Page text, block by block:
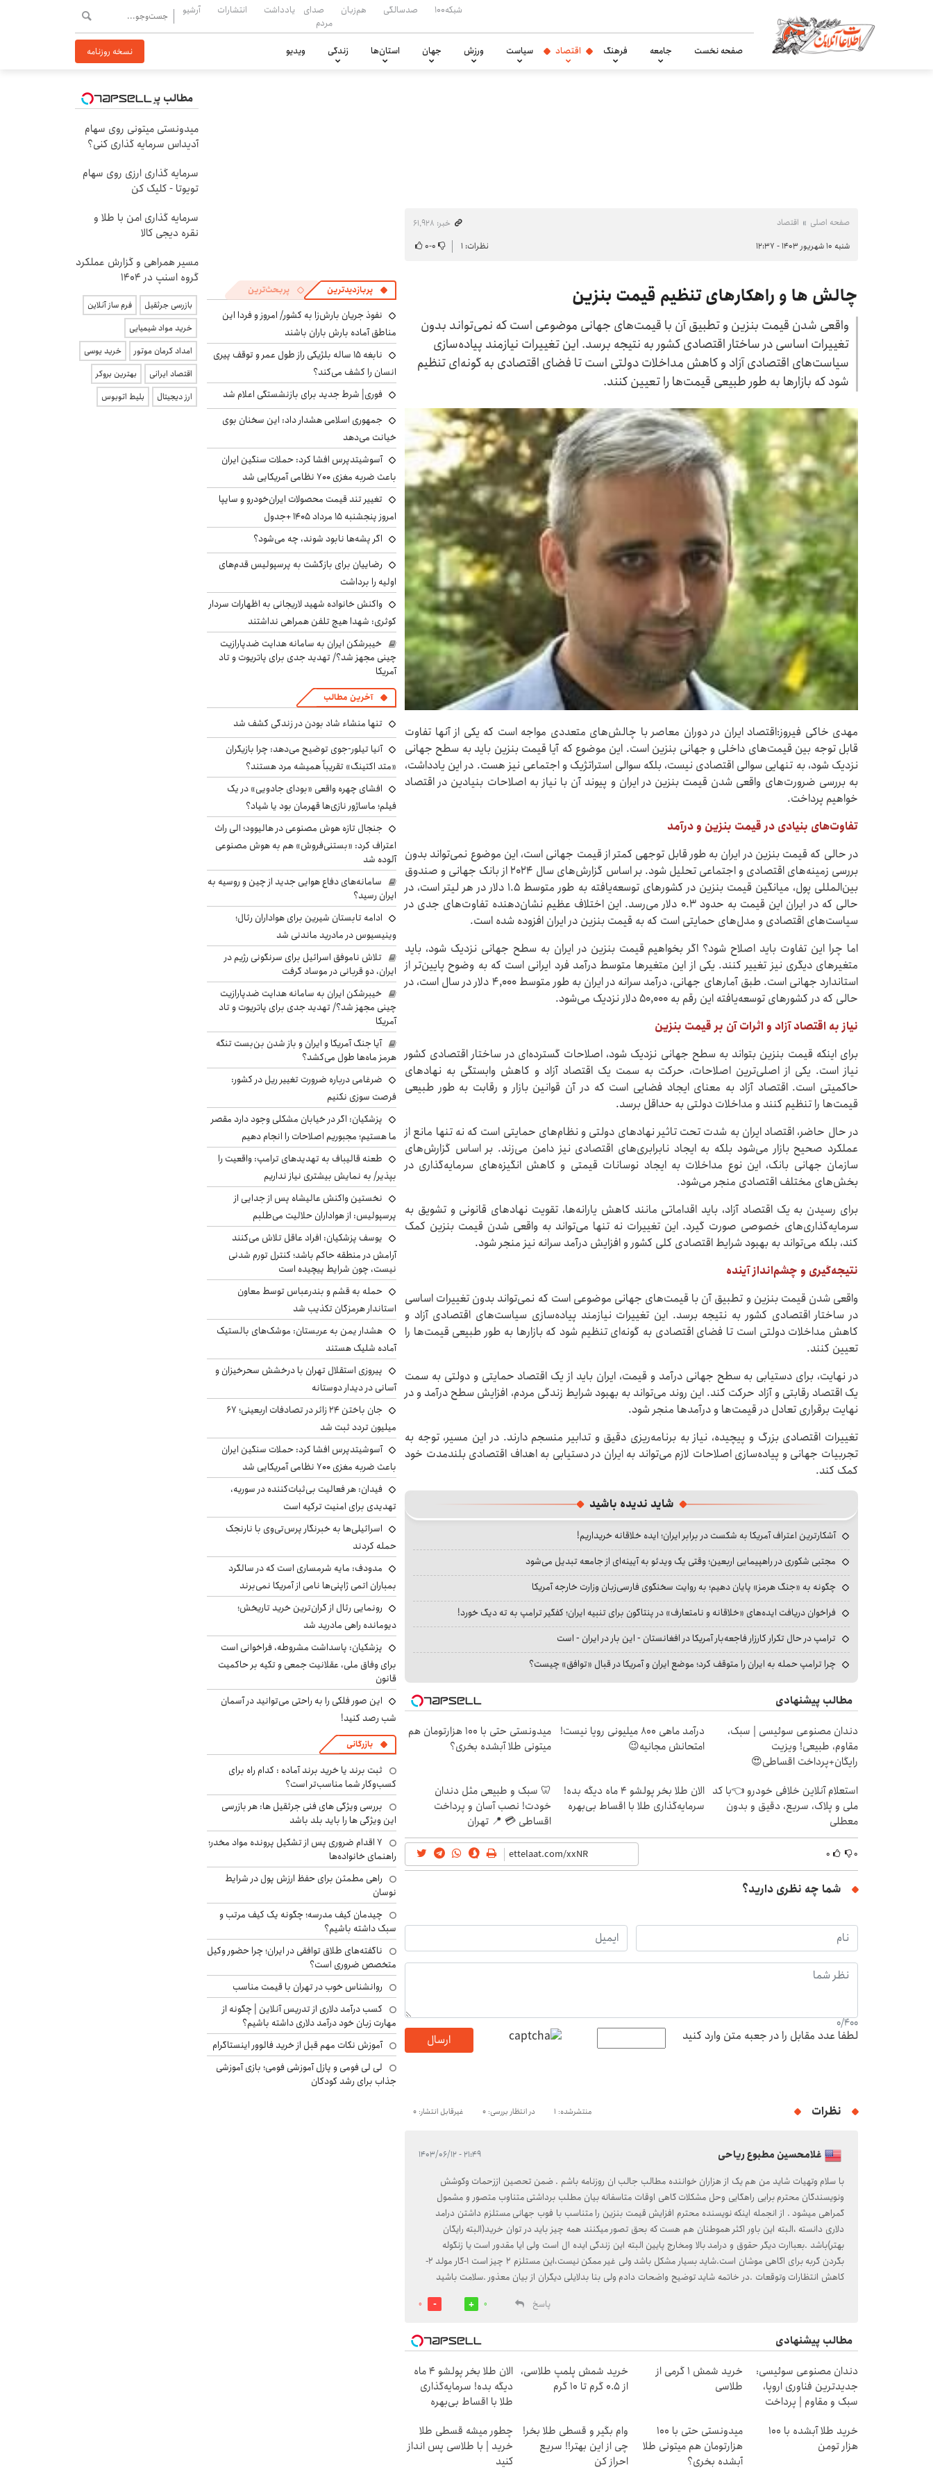
شبکه۱۰۰ صدسالگی هم‌زبان
صدای
مردم
یادداشت انتشارات آرشیو
صفحه نخست جامعه فرهنگ اقتصاد سیاست ورزش جهان استان‌ها زندگی ویدیو نسخه روزنامه
صفحه اصلی اقتصاد
خبر: ۶۱٬۹۲۸
شنبه ۱۰ شهریور ۱۴۰۳ - ۱۲:۳۷
نظرات: ۱ ۰-۰
چالش ها و راهکارهای تنظیم قیمت بنزین
واقعی شدن قیمت بنزین و تطبیق آن با قیمت‌های جهانی موضوعی است که نمی‌تواند بدون
تغییرات اساسی در ساختار اقتصادی کشور به نتیجه برسد. این تغییرات نیازمند پیاده‌سازی
سیاست‌های اقتصادی آزاد و کاهش مداخلات دولتی است تا فضای اقتصادی به گونه‌ای تنظیم
شود که بازارها به طور طبیعی قیمت‌ها را تعیین کنند.
مهدی خاکی فیروز:اقتصاد ایران در دوران معاصر با چالش‌های متعددی مواجه است که یکی از آنها تفاوت
قابل توجه بین قیمت‌های داخلی و جهانی بنزین است. این موضوع که آیا قیمت بنزین باید به سطح جهانی
نزدیک شود، به تنهایی سوالی اقتصادی نیست، بلکه سوالی استراتژیک و اجتماعی نیز هست. در این یادداشت،
به بررسی ضرورت‌های واقعی شدن قیمت بنزین در ایران و پیوند آن با نیاز به اصلاحات بنیادین در اقتصاد
خواهیم پرداخت.
تفاوت‌های بنیادی در قیمت بنزین و درآمد
در حالی که قیمت بنزین در ایران به طور قابل توجهی کمتر از قیمت جهانی است، این موضوع نمی‌تواند بدون
بررسی زمینه‌های اقتصادی و اجتماعی تحلیل شود. بر اساس گزارش‌های سال ۲۰۲۴ از بانک جهانی و صندوق
بین‌المللی پول، میانگین قیمت بنزین در کشورهای توسعه‌یافته به طور متوسط ۱.۵ دلار در هر لیتر است، در
حالی که در ایران این قیمت به حدود ۰.۳ دلار می‌رسد. این اختلاف عظیم نشان‌دهنده‌ تفاوت‌های جدی در
سیاست‌های اقتصادی و مدل‌های حمایتی است که به قیمت بنزین در ایران افزوده شده است.
اما چرا این تفاوت باید اصلاح شود؟ اگر بخواهیم قیمت بنزین در ایران به سطح جهانی نزدیک شود، باید
متغیرهای دیگری نیز تغییر کنند. یکی از این متغیرها متوسط درآمد فرد ایرانی است که به وضوح پایین‌تر از
استاندارد جهانی است. طبق آمارهای جهانی، درآمد سرانه در ایران به طور متوسط ۴,۰۰۰ دلار در سال است، در
حالی که در کشورهای توسعه‌یافته این رقم به ۵۰,۰۰۰ دلار نزدیک می‌شود.
نیاز به اقتصاد آزاد و اثرات آن بر قیمت بنزین
برای اینکه قیمت بنزین بتواند به سطح جهانی نزدیک شود، اصلاحات گسترده‌ای در ساختار اقتصادی کشور
نیاز است. یکی از اصلی‌ترین اصلاحات، حرکت به سمت یک اقتصاد آزاد و کاهش وابستگی به نهادهای
حاکمیتی است. اقتصاد آزاد به معنای ایجاد فضایی است که در آن قوانین بازار و رقابت به طور طبیعی
قیمت‌ها را تنظیم کنند و مداخلات دولتی به حداقل برسد.
در حال حاضر، اقتصاد ایران به شدت تحت تاثیر نهادهای دولتی و نظام‌های حمایتی است که نه تنها مانع از
عملکرد صحیح بازار می‌شود بلکه به ایجاد نابرابری‌های اقتصادی نیز دامن می‌زند. بر اساس گزارش‌های
سازمان جهانی بانک، این نوع مداخلات به ایجاد نوسانات قیمتی و کاهش انگیزه‌های سرمایه‌گذاری در
بخش‌های مختلف اقتصادی منجر می‌شود.
برای رسیدن به یک اقتصاد آزاد، باید اقداماتی مانند کاهش یارانه‌ها، تقویت نهادهای قانونی و تشویق به
سرمایه‌گذاری‌های خصوصی صورت گیرد. این تغییرات نه تنها می‌تواند به واقعی شدن قیمت بنزین کمک
کند، بلکه می‌تواند به بهبود شرایط اقتصادی کلی کشور و افزایش درآمد سرانه نیز منجر شود.
نتیجه‌گیری و چشم‌انداز آینده
واقعی شدن قیمت بنزین و تطبیق آن با قیمت‌های جهانی موضوعی است که نمی‌تواند بدون تغییرات اساسی
در ساختار اقتصادی کشور به نتیجه برسد. این تغییرات نیازمند پیاده‌سازی سیاست‌های اقتصادی آزاد و
کاهش مداخلات دولتی است تا فضای اقتصادی به گونه‌ای تنظیم شود که بازارها به طور طبیعی قیمت‌ها را
تعیین کنند.
در نهایت، برای دستیابی به سطح جهانی درآمد و قیمت، ایران باید از یک اقتصاد حمایتی و دولتی به سمت
یک اقتصاد رقابتی و آزاد حرکت کند. این روند می‌تواند به بهبود شرایط زندگی مردم، افزایش سطح درآمد و در
نهایت برقراری تعادل در قیمت‌ها و درآمدها منجر شود.
تغییرات اقتصادی بزرگ و پیچیده، نیاز به برنامه‌ریزی دقیق و تدابیر منسجم دارند. در این مسیر، توجه به
تجربیات جهانی و پیاده‌سازی اصلاحات لازم می‌تواند به ایران در دستیابی به اهداف اقتصادی بلندمدت خود
کمک کند.
شاید ندیده باشید
آشکارترین اعتراف آمریکا به شکست در برابر ایران؛ ایده خلاقانه خریداریم!
مجتبی شکوری در راهپیمایی اربعین؛ وقتی یک ویدئو به آیینه‌ای از جامعه تبدیل می‌شود
چگونه به «جنگ هرمز» پایان دهیم؛ به روایت سخنگوی فارسی‌زبان وزارت خارجه آمریکا
فراخوان دریافت ایده‌های «خلاقانه و نامتعارف» در پنتاگون برای تنبیه ایران؛ کفگیر ترامپ به ته دیگ خورد!
ترامپ در حال تکرار کارزار فاجعه‌بار آمریکا در افغانستان - این بار در ایران - است
چرا ترامپ حمله به ایران را متوقف کرد؛ موضع ایران و آمریکا در قبال «توافق» چیست؟
مطالب پیشنهادی
دندان مصنوعی سوئیسی | سبک،
مقاوم، طبیعی! ویزیت
رایگان+پرداخت اقساطی😍
درآمد ماهی 800 میلیونی رویا نیست!
امتحانش مجانیه😉
میدونستی حتی با ۱۰۰ هزارتومان هم
میتونی طلا آبشده بخری؟
استعلام آنلاین خلافی خودرو 👈با کد
ملی و پلاک، سریع، دقیق و بدون
معطلی
الان طلا بخر پولشو 4 ماه دیگه بده!
سرمایه‌گذاری طلا با اقساط بی‌بهره
🦷 سبک و طبیعی مثل دندان
خودت! نصب آسان و پرداخت
اقساطی 💳 📍 تهران
۰ ۰
شما چه نظری دارید؟
0/400
لطفا عدد مقابل را در جعبه متن وارد کنید ارسال
نظرات منتشرشده: 1 در انتظار بررسی: 0 غیرقابل انتشار: 0
غلامحسین مطبوع ریاحی ۲۱:۴۹ - ۱۴۰۳/۰۶/۱۲
با سلام وتهیات شاید من هم یک از هزاران خواننده مطالب جالب ان روزنامه باشم . ضمن تحصین اززحمات وکوشش
ونویسندگان محترم برایی راهگایی وحل مشکلات گاهی اوقات متاسفانه بیان مطلب برداشتی متناوب متصور و مشمول
گمراهی میشود . از انجمله اینکه نویسنده محترم افزایش قیمت بنزین را متناسب با فوب جهانی مستلزم داشتن درامد
دلاری دانسته ،البته این باور اکثر هموطنان هم هست که بحق تصور میکنند همه چیز باید در توان خرید(البته رایگان
بهتر)باشد .بعباارت دیگر حقوق و درامد بالا ومخارج پایین البته این زندگی ایده ال است ولی ایا مقدور است یا زنگوله
بگردن گربه برای اگاهی موشان است.شاید بسیار مشکل باشد ولی غیر ممکن نیست،این مستلزم ۲ چیز است ۱-گار مولد ۲-
کاهش انتظارات وتوقعات .در خاتمه شاید توضیح واضحات دادم ولی بنا بدلایلی دیگران از بیان معذور .سلامت باشید
پاسخ
0
0
مطالب پیشنهادی
دندان مصنوعی سوئیسی:
جدیدترین فناوری اروپا،
سبک و مقاوم | پرداخت
خرید شمش 1 گرمی از
طلاسی
خرید شمش پلمپ طلاسی،
از ۰.۵ گرم تا ۱۰ گرم
الان طلا بخر پولشو 4 ماه
دیگه بده! سرمایه‌گذاری
طلا با اقساط بی‌بهره
خرید طلا آبشده با 100
هزار تومن
میدونستی حتی با ۱۰۰
هزارتومان هم میتونی طلا
آبشده بخری؟
وام بگیر و قسطی طلا بخر!
چی از این بهتر!! سریع
احراز کن
چطور میشه قسطی طلا
خرید | با طلاسی پس انداز
کنید
پربازدیدترین پربحث‌ترین
نفوذ جریان بارش‌زا به کشور/ امروز و فردا این
مناطق آماده بارش باران باشند
نابغه ۱۵ ساله بلژیکی راز طول عمر و توقف پیری
انسان را کشف می‌کند؟
فوری| شرط جدید برای بازنشستگی اعلام شد
جمهوری اسلامی هشدار داد: این سخنان بوی
خیانت می‌دهد
آسوشیتدپرس افشا کرد: حملات سنگین ایران
باعث ضربه مغزی ۷۰۰ نظامی آمریکایی شد
تغییر تند قیمت محصولات ایران‌خودرو و سایپا
امروز پنجشنبه ۱۵ مرداد ۱۴۰۵ +جدول
اگر پشه‌ها نابود شوند، چه می‌شود؟
رضاییان برای بازگشت به پرسپولیس قدم‌های
اولیه را برداشت
واکنش خانواده شهید لاریجانی به اظهارات سردار
کوثری: شهدا هیچ تلفن همراهی نداشتند
خیبرشکن ایران به سامانه هدایت ضدپارازیت
چینی مجهز شد؟/ تهدید جدی برای پاتریوت و تاد
آمریکا
آخرین مطالب
تنها منشاء شاد بودن در زندگی کشف شد
آنیا تیلور-جوی توضیح می‌دهد: چرا بازیگران
«متد اکتینگ» تقریباً همیشه مرد هستند؟
افشای چهره واقعی «بودای جادویی» در یک
فیلم؛ ماساژور نازی‌ها قهرمان بود یا شیاد؟
جنجال تازه هوش مصنوعی در هالیوود؛ الی راث
اعتراف کرد: «بستنی‌فروش» هم به هوش مصنوعی
آلوده شد
سامانه‌های دفاع هوایی جدید از چین و روسیه به
ایران رسید؟
ادامه تابستان شیرین برای هواداران رئال؛
وینیسیوس در مادرید ماندنی شد
تلاش ناموفق اسرائیل برای سرنگونی رژیم در
ایران، دو قربانی در موساد گرفت
خیبرشکن ایران به سامانه هدایت ضدپارازیت
چینی مجهز شد؟/ تهدید جدی برای پاتریوت و تاد
آمریکا
آیا جنگ آمریکا و ایران و باز شدن بن‌بست تنگه
هرمز ماه‌ها طول می‌کشد؟
ضرغامی درباره ضرورت تغییر ریل در کشور:
فرصت سوزی نکنیم
پزشکیان: اگر در خیابان مشکلی وجود دارد مقصر
ما هستیم؛ مجبوریم اصلاحات را انجام دهیم
طعنه قالیباف به تهدیدهای ترامپ: واقعیت را
بپذیر/ به نمایش بیشتری نیاز نداریم
نخستین واکنش عالیشاه پس از جدایی از
پرسپولیس: از هواداران حلالیت می‌طلبم
یوسف پزشکیان: افراد عاقل تلاش می‌کنند
آرامش در منطقه حاکم باشد؛ کنترل تورم شدنی
نیست، چون شرایط پیچیده است
حمله به قشم و بندرعباس توسط معاون
استاندار هرمزگان تکذیب شد
هشدار یمن به عربستان: موشک‌های بالستیک
آماده شلیک هستند
پیروزی استقلال تهران با درخشش سحرخیزان و
آسانی در دیدار دوستانه
جان باختن ۲۴ زائر در تصادفات اربعینی؛ ۶۷
میلیون تردد ثبت شد
آسوشیتدپرس افشا کرد: حملات سنگین ایران
باعث ضربه مغزی ۷۰۰ نظامی آمریکایی شد
فیدان: هر فعالیت بی‌ثبات‌کننده در سوریه،
تهدیدی برای امنیت ترکیه است
اسرائیلی‌ها به خبرنگار پرس‌تی‌وی با نارنجک
حمله کردند
مدودف: مایه شرمساری است که در سالگرد
بمباران اتمی ژاپنی‌ها نامی از آمریکا نمی‌برند
رونمایی رئال از گران‌ترین خرید تاریخش؛
دیومانده راهی مادرید شد
پزشکیان: پاسداشت مشروطه، فراخوانی است
برای وفاق ملی، عقلانیت جمعی و تکیه بر حاکمیت
قانون
این صور فلکی را به راحتی می‌توانید در آسمان
شب رصد کنید!
بازرگانی
ثبت برند یا خرید برند آماده : کدام راه برای
کسب‌وکار شما مناسب‌تر است؟
بررسی ویژگی های فنی جرثقیل ها: هر بازرسی
این ویژگی ها را باید بلد باشد
۷ اقدام ضروری پس از تشکیل پرونده مواد مخدر؛
راهنمای خانواده‌ها
راهی مطمئن برای حفظ ارزش پول در شرایط
نوسان
چیدمان کیف مدرسه؛ چگونه یک کیف مرتب و
سبک داشته باشیم؟
ناگفته‌های طلاق توافقی در ایران؛ چرا حضور وکیل
متخصص ضروری است؟
روانشناس خوب در تهران با قیمت مناسب
کسب درآمد دلاری از تدریس آنلاین | چگونه از
مهارت زبان خود درآمد دلاری داشته باشیم؟
آموزش نکات مهم قبل از خرید فالوور اینستاگرام
لی لی فومی و پازل آموزشی فومی؛ بازی آموزشی
جذاب برای رشد کودکان
مطالب پیشنهادی
میدونستی میتونی روی سهام
آدیداس سرمایه گذاری کنی؟
سرمایه گذاری ارزی روی سهام
تویوتا - کلیک کن
سرمایه گذاری امن با طلا و
نقره دیجی کالا
مسیر همراهی و گزارش عملکرد
گروه اسنپ در ۱۴۰۴
بازرسی جرثقیل
فرم ساز آنلاین
خرید مواد شیمیایی
امداد کرمان موتور
خرید یوسی
اقتصاد ایرانی
بهترین بروکر
ارز دیجیتال
بلیط اتوبوس